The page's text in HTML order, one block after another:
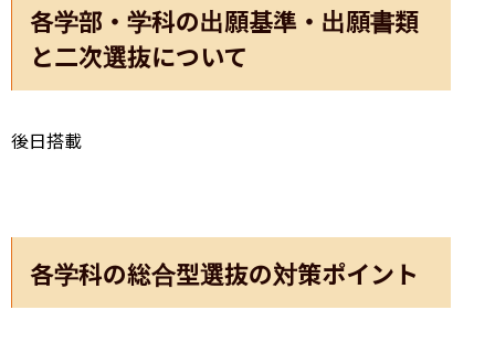
各学部・学科の出願基準・出願書類
と二次選抜について
後日搭載
各学科の総合型選抜の対策ポイント